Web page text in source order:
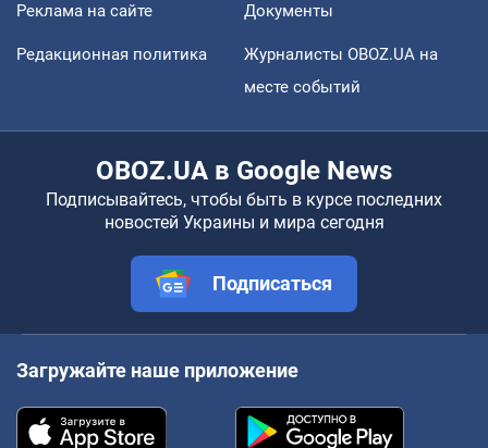
Реклама на сайте Документы
Редакционная политика
Журналисты OBOZ.UA на
месте событий
OBOZ.UA в Google News
Подписывайтесь, чтобы быть в курсе последних
новостей Украины и мира сегодня
Подписаться
Загружайте наше приложение